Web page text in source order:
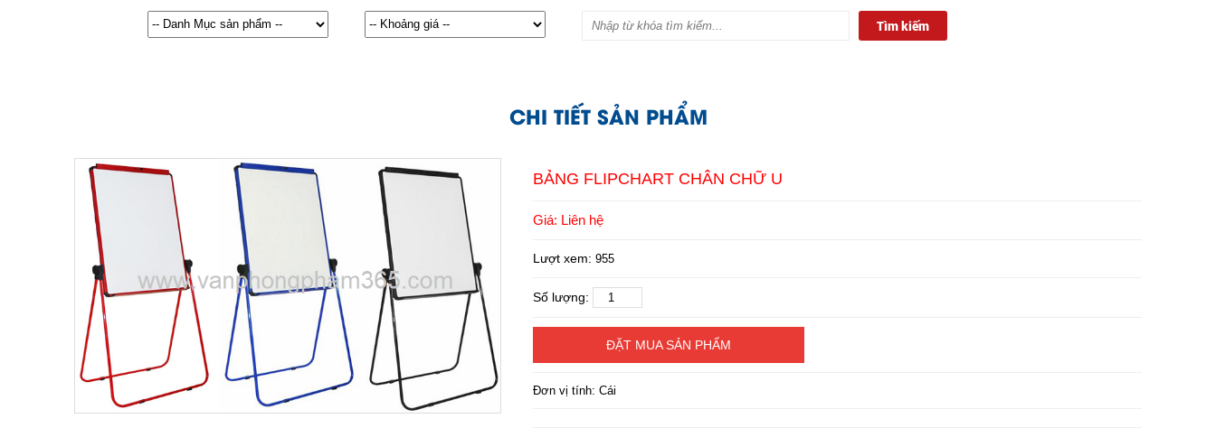
Tìm kiếm
CHI TIẾT SẢN PHẨM
BẢNG FLIPCHART CHÂN CHỮ U
Giá: Liên hệ
Lượt xem: 955
Số lượng:
ĐẶT MUA SẢN PHẨM
Đơn vị tính: Cái